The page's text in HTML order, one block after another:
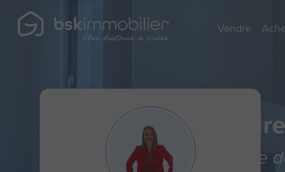
Vendre
Agent
Spécialiste